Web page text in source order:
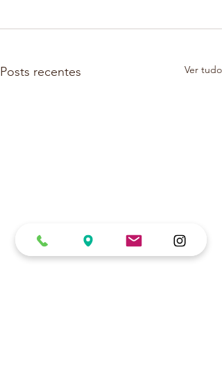
Posts recentes Ver tudo